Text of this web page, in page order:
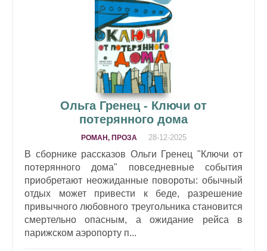
Ольга Гренец - Ключи от
потерянного дома
РОМАН, ПРОЗА 28-12-2025
В сборнике рассказов Ольги Гренец "Ключи от
потерянного дома" повседневные события
приобретают неожиданные повороты: обычный
отдых может привести к беде, разрешение
привычного любовного треугольника становится
смертельно опасным, а ожидание рейса в
парижском аэропорту п...